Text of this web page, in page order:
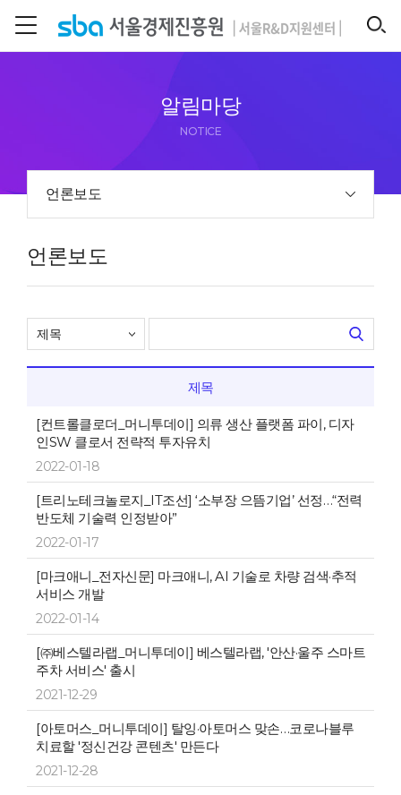
SEARCH
알림마당
NOTICE
언론보도
언론보도
제목
[컨트롤클로더_머니투데이] 의류 생산 플랫폼 파이, 디자
인SW 클로서 전략적 투자유치
2022-01-18
[트리노테크놀로지_IT조선] ‘소부장 으뜸기업’ 선정…“전력
반도체 기술력 인정받아”
2022-01-17
[마크애니_전자신문] 마크애니, AI 기술로 차량 검색·추적
서비스 개발
2022-01-14
[㈜베스텔라랩_머니투데이] 베스텔라랩, '안산·울주 스마트
주차 서비스' 출시
2021-12-29
[아토머스_머니투데이] 탈잉·아토머스 맞손…코로나블루
치료할 '정신건강 콘텐츠' 만든다
2021-12-28